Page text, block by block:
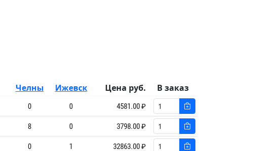
Челны Ижевск Цена руб. В заказ
0 0 4581.00 ₽
8 0 3798.00 ₽
0 1 32863.00 ₽